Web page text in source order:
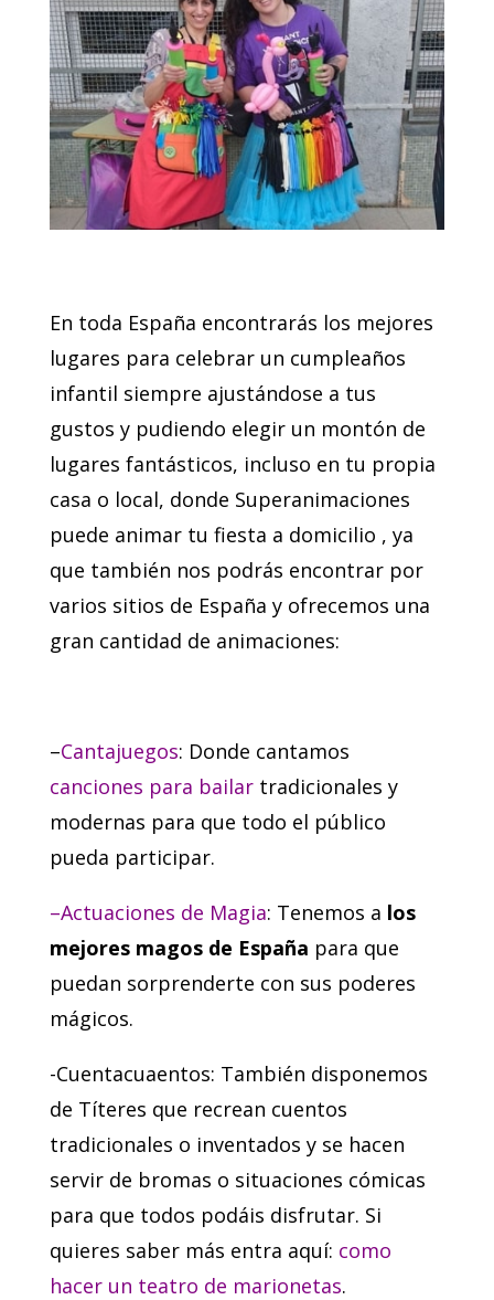
En toda España encontrarás los mejores
lugares para celebrar un cumpleaños
infantil siempre ajustándose a tus
gustos y pudiendo elegir un montón de
lugares fantásticos, incluso en tu propia
casa o local, donde Superanimaciones
puede animar tu fiesta a domicilio , ya
que también nos podrás encontrar por
varios sitios de España y ofrecemos una
gran cantidad de animaciones:
–Cantajuegos: Donde cantamos
canciones para bailartradicionales y
modernas para que todo el público
pueda participar.
–Actuaciones de Magia: Tenemos a los
mejores magos de España para que
puedan sorprenderte con sus poderes
mágicos.
-Cuentacuaentos: También disponemos
de Títeres que recrean cuentos
tradicionales o inventados y se hacen
servir de bromas o situaciones cómicas
para que todos podáis disfrutar. Si
quieres saber más entra aquí: como
hacer un teatro de marionetas.